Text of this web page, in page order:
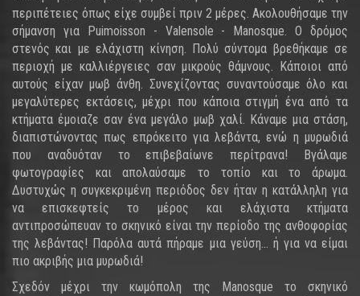
περιπέτειες όπως είχε συμβεί πριν 2 μέρες. Ακολουθήσαμε την
σήμανση για Puimoisson - Valensole - Manosque. Ο δρόμος
στενός και με ελάχιστη κίνηση. Πολύ σύντομα βρεθήκαμε σε
περιοχή με καλλιέργειες σαν μικρούς θάμνους. Κάποιοι από
αυτούς είχαν μωβ άνθη. Συνεχίζοντας συναντούσαμε όλο και
μεγαλύτερες εκτάσεις, μέχρι που κάποια στιγμή ένα από τα
κτήματα έμοιαζε σαν ένα μεγάλο μωβ χαλί. Κάναμε μια στάση,
διαπιστώνοντας πως επρόκειτο για λεβάντα, ενώ η μυρωδιά
που αναδυόταν το επιβεβαίωνε περίτρανα! Βγάλαμε
φωτογραφίες και απολαύσαμε το τοπίο και το άρωμα.
Δυστυχώς η συγκεκριμένη περιόδος δεν ήταν η κατάλληλη για
να επισκεφτείς το μέρος και ελάχιστα κτήματα
αντιπροσώπευαν το σκηνικό είναι την περίοδο της ανθοφορίας
της λεβάντας! Παρόλα αυτά πήραμε μια γεύση... ή για να είμαι
πιο ακριβής μια μυρωδιά!
Σχεδόν μέχρι την κωμόπολη της Manosque το σκηνικό